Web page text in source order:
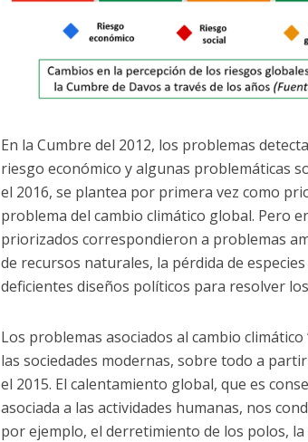
En la Cumbre del 2012, los problemas
riesgo económico y algunas problemáticas
el 2016, se plantea por primera vez como
problema del cambio climático global. Pero
priorizados correspondieron a problemas
de recursos naturales, la pérdida de
deficientes diseños políticos para resolver
Los problemas asociados al cambio
las sociedades modernas, sobre todo a
el 2015. El calentamiento global, que es
asociada a las actividades humanas, nos
por ejemplo, el derretimiento de los polos,